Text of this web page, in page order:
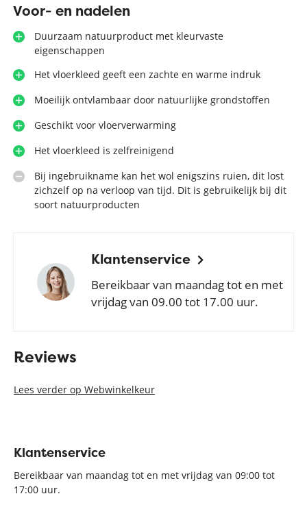
Voor- en nadelen
Duurzaam natuurproduct met kleurvaste
eigenschappen
Het vloerkleed geeft een zachte en warme indruk
Moeilijk ontvlambaar door natuurlijke grondstoffen
Geschikt voor vloerverwarming
Het vloerkleed is zelfreinigend
Bij ingebruikname kan het wol enigszins ruien, dit lost
zichzelf op na verloop van tijd. Dit is gebruikelijk bij dit
soort natuurproducten
Klantenservice
Bereikbaar van maandag tot en met
vrijdag van 09.00 tot 17.00 uur.
Reviews
Lees verder op Webwinkelkeur
Klantenservice
Bereikbaar van maandag tot en met vrijdag van 09:00 tot
17:00 uur.